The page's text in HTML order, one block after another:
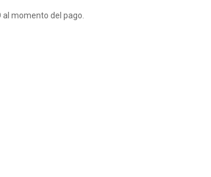
momento del pago.